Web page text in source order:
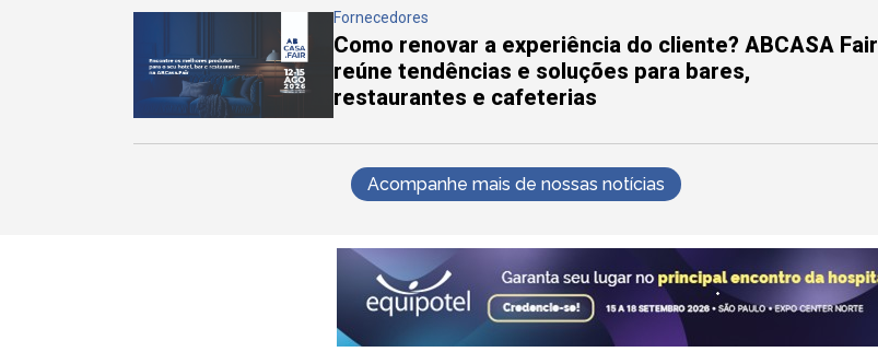
Fornecedores
Como renovar a experiência do cliente? ABCASA Fair
reúne tendências e soluções para bares,
restaurantes e cafeterias
Acompanhe mais de nossas notícias